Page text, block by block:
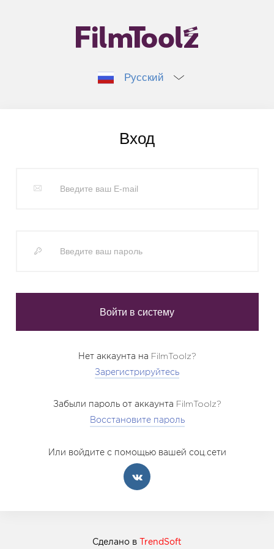
Русский
Вход
Нет аккаунта на FilmToolz?
Зарегистрируйтесь
Забыли пароль от аккаунта FilmToolz?
Восстановите пароль
Или войдите с помощью вашей соц.сети
Сделано в TrendSoft